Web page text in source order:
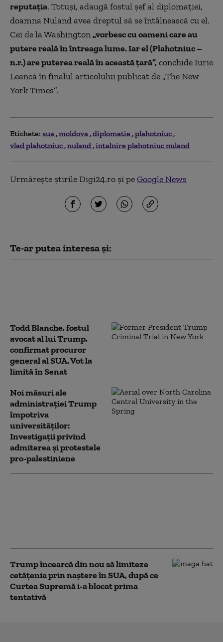
reputația. Totuși, adaugă fostul șef al diplomației,
doamna Nuland avea dreptul să se întâlnească cu el.
Cei de la Washington„vorbesc cu oameni care au
putere reală în întreaga lume. Iar el (Plahotniuc –
n.r.) are puterea reală în această țară”,conchide Iurie
Leancă în finalul articolului publicat de „The New
York Times”.
Etichete: sua moldova diplomatie plahotniuc
vlad plahotniuc nuland intalnire plahotniuc nuland
Urmărește știrile Digi24.ro și peGoogle News
Te-ar putea interesa și:
Todd Blanche, fostul
avocat al lui Trump,
confirmat procuror
general al SUA. Vot la
limită în Senat
Noi măsuri ale
administrației Trump
împotriva
universităților:
Investigații privind
admiterea și protestele
pro-palestiniene
Trump încearcă din nou să limiteze
cetățenia prin naștere în SUA, după ce
Curtea Supremă i-a blocat prima
tentativă